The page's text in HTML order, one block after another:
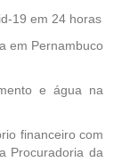
19 em 24 horas
em Pernambuco
e água na
financeiro com
Procuradoria da